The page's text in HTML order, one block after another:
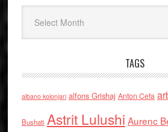
TAGS
albano kolonjari alfons Grishaj Anton Cefa
Bushati Astrit Lulushi Aurenc